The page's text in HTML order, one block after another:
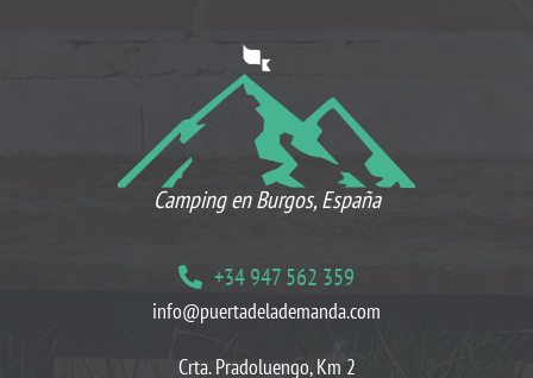
Camping en Burgos, España
+34 947 562 359
info@puertadelademanda.com
Crta. Pradoluengo, Km 2